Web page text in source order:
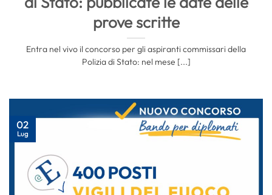
prove scritte
Entra nel vivo il concorso per gli aspiranti commissari della
Polizia di Stato: nel mese [...]
02
Lug